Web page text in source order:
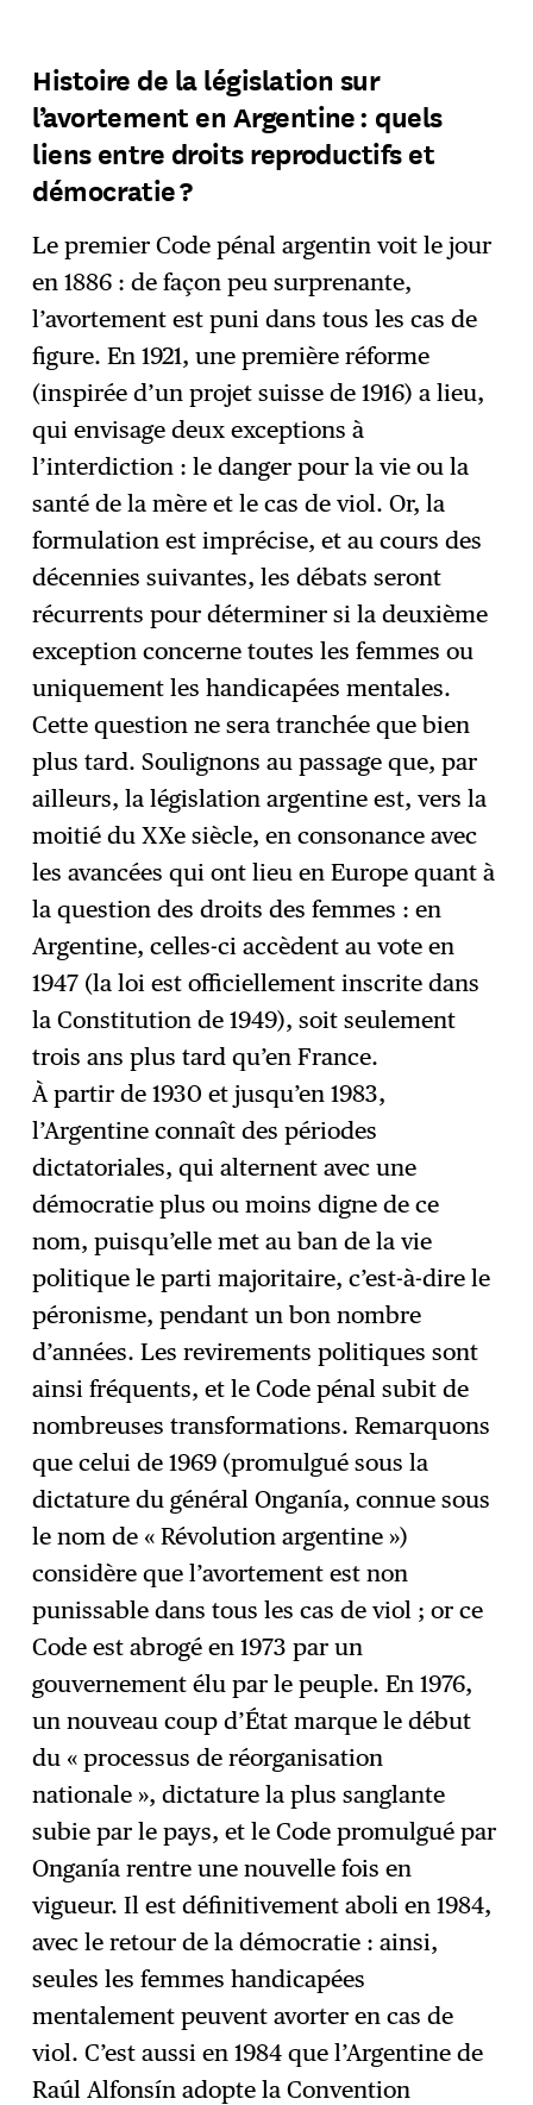
Histoire de la législation sur
l’avortement en Argentine : quels
liens entre droits reproductifs et
démocratie ?
Le premier Code pénal argentin voit le jour
en 1886 : de façon peu surprenante,
l’avortement est puni dans tous les cas de
figure. En 1921, une première réforme
(inspirée d’un projet suisse de 1916) a lieu,
qui envisage deux exceptions à
l’interdiction : le danger pour la vie ou la
santé de la mère et le cas de viol. Or, la
formulation est imprécise, et au cours des
décennies suivantes, les débats seront
récurrents pour déterminer si la deuxième
exception concerne toutes les femmes ou
uniquement les handicapées mentales.
Cette question ne sera tranchée que bien
plus tard. Soulignons au passage que, par
ailleurs, la législation argentine est, vers la
moitié du XXe siècle, en consonance avec
les avancées qui ont lieu en Europe quant à
la question des droits des femmes : en
Argentine, celles-ci accèdent au vote en
1947 (la loi est officiellement inscrite dans
la Constitution de 1949), soit seulement
trois ans plus tard qu’en France.
À partir de 1930 et jusqu’en 1983,
l’Argentine connaît des périodes
dictatoriales, qui alternent avec une
démocratie plus ou moins digne de ce
nom, puisqu’elle met au ban de la vie
politique le parti majoritaire, c’est-à-dire le
péronisme, pendant un bon nombre
d’années. Les revirements politiques sont
ainsi fréquents, et le Code pénal subit de
nombreuses transformations. Remarquons
que celui de 1969 (promulgué sous la
dictature du général Onganía, connue sous
le nom de « Révolution argentine »)
considère que l’avortement est non
punissable dans tous les cas de viol ; or ce
Code est abrogé en 1973 par un
gouvernement élu par le peuple. En 1976,
un nouveau coup d’État marque le début
du « processus de réorganisation
nationale », dictature la plus sanglante
subie par le pays, et le Code promulgué par
Onganía rentre une nouvelle fois en
vigueur. Il est définitivement aboli en 1984,
avec le retour de la démocratie : ainsi,
seules les femmes handicapées
mentalement peuvent avorter en cas de
viol. C’est aussi en 1984 que l’Argentine de
Raúl Alfonsín adopte la Convention